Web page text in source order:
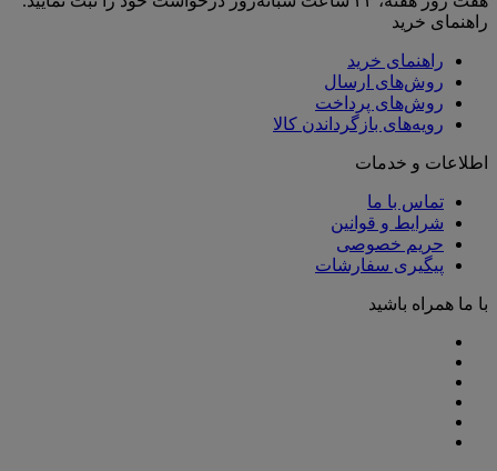
راهنمای خرید
راهنمای خرید
روش‌های ارسال
روش‌های پرداخت
رویه‌های بازگرداندن کالا
اطلاعات و خدمات
تماس با ما
شرایط و قوانین
حریم خصوصی
پیگیری سفارشات
با ما همراه باشید